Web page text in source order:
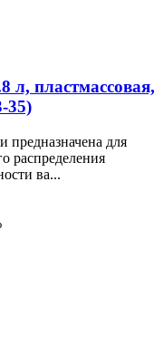
л, пластмассовая,
35)
предназначена для
распределения
ва...